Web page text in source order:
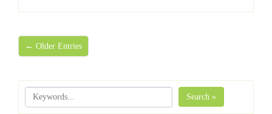
← Older Entries
Search »